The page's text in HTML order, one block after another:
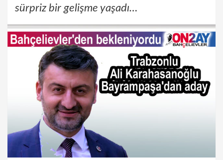
sürpriz bir gelişme yaşadı…